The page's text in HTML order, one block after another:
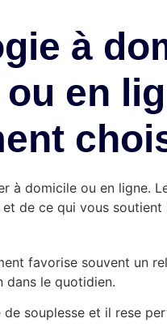
à
en
à domicile ou en ligne.
de ce qui vous soutient
favorise souvent un
dans le quotidien.
souplesse et il rese